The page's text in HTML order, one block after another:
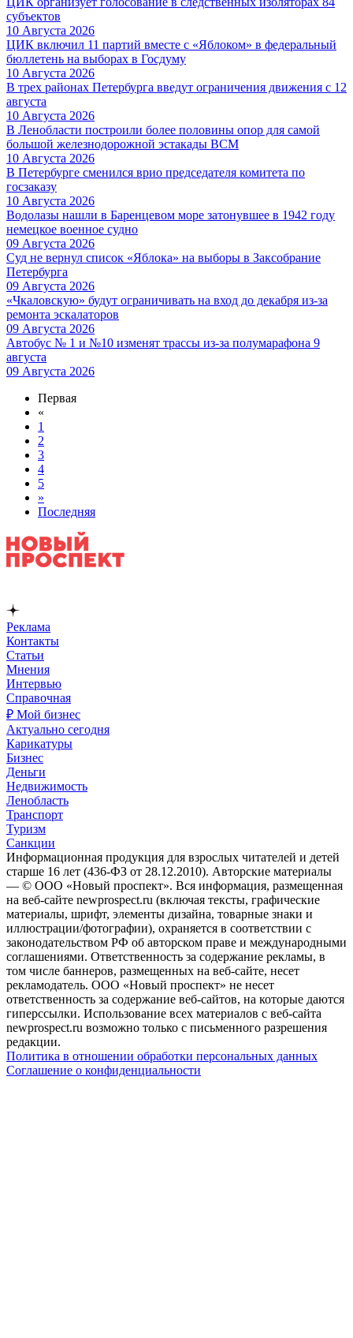
субъектов
10 Августа 2026
ЦИК включил 11 партий вместе с «Яблоком» в федеральный
бюллетень на выборах в Госдуму
10 Августа 2026
В трех районах Петербурга введут ограничения движения с 12
августа
10 Августа 2026
В Ленобласти построили более половины опор для самой
большой железнодорожной эстакады ВСМ
10 Августа 2026
В Петербурге сменился врио председателя комитета по
госзаказу
10 Августа 2026
Водолазы нашли в Баренцевом море затонувшее в 1942 году
немецкое военное судно
09 Августа 2026
Суд не вернул список «Яблока» на выборы в Заксобрание
Петербурга
09 Августа 2026
«Чкаловскую» будут ограничивать на вход до декабря из-за
ремонта эскалаторов
09 Августа 2026
Автобус № 1 и №10 изменят трассы из-за полумарафона 9
августа
09 Августа 2026
Первая
«
1
2
3
4
5
»
Последняя
Реклама
Контакты
Статьи
Мнения
Интервью
Справочная
₽ Мой бизнес
Актуально сегодня
Карикатуры
Бизнес
Деньги
Недвижимость
Ленобласть
Транспорт
Туризм
Санкции
Информационная продукция для взрослых читателей и детей
старше 16 лет (436-ФЗ от 28.12.2010). Авторские материалы
— © ООО «Новый проспект». Вся информация, размещенная
на веб-сайте newprospect.ru (включая тексты, графические
материалы, шрифт, элементы дизайна, товарные знаки и
иллюстрации/фотографии), охраняется в соответствии с
законодательством РФ об авторском праве и международными
соглашениями. Ответственность за содержание рекламы, в
том числе баннеров, размещенных на веб-сайте, несет
рекламодатель. ООО «Новый проспект» не несет
ответственность за содержание веб-сайтов, на которые даются
гиперссылки. Использование всех материалов с веб-сайта
newprospect.ru возможно только с письменного разрешения
редакции.
Политика в отношении обработки персональных данных
Соглашение о конфиденциальности